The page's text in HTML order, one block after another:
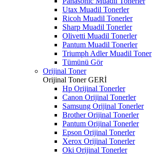
Utax Muadil Tonerler
Ricoh Muadil Tonerler
Sharp Muadil Tonerler
Olivetti Muadil Tonerler
Pantum Muadil Tonerler
Triumph Adler Muadil Toner
Tümünü Gör
Orijinal Toner
Orijinal TonerGERİ
Hp Orijinal Tonerler
Canon Orijinal Tonerler
Samsung Orijinal Tonerler
Brother Orijinal Tonerler
Pantum Orijinal Tonerler
Epson Orijinal Tonerler
Xerox Orijinal Tonerler
Oki Orijinal Tonerler